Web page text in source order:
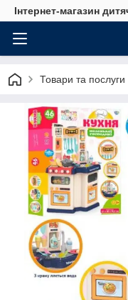
Інтернет-магазин
Товари та послуги